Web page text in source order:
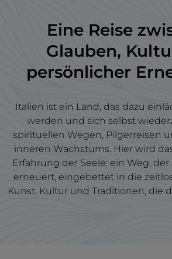
Eine Reise
Glauben,
persönlicher
Italien ist ein Land, das dazu
werden und sich selbst
spirituellen Wegen, Pilgerreisen
inneren Wachstums. Hier wird
Erfahrung der Seele: ein Weg,
erneuert, eingebettet in die
Kunst, Kultur und Traditionen, die